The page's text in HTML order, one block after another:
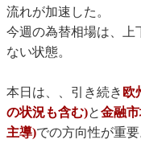
流れが加速した。
今週の為替相場は、上
ない状態。
本日は、、引き続き 欧
の状況も含む)と金融
主導)での方向性が重要